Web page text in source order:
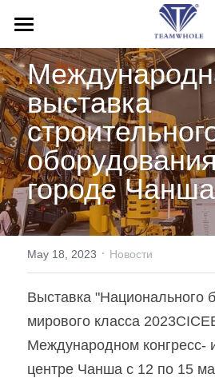
ДОМ
О НАС
ПРОДУКЦИЯ
Буровые молоты
Буровые насадки
Бурильные трубы
Буровые обсадные
Инструменты обратной
Буровая установка
УСЛУГИ
Послепродажное
Заявки
Блог
НОВОСТИ
Русский
Русский
выставка
городе Чанша
May 18, 2023 · Новости
Выставка "Национального
мирового класса
Международном конгресс-
центре Чанша с 12 по 15